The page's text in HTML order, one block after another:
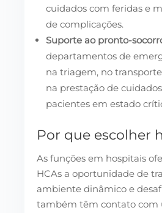
cuidados com feridas e
de complicações.
Suporte ao pronto-
departamentos de
na triagem, no
na prestação de
pacientes em estado
Por que escolher
As funções em hospitais
HCAs a oportunidade de
ambiente dinâmico e
também têm contato com